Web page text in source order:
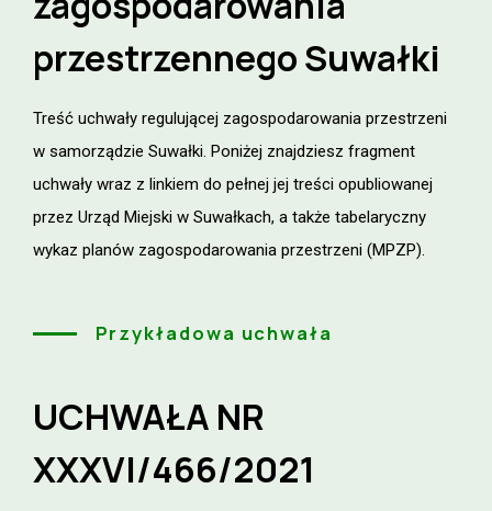
przestrzennegoSuwałki
Treść uchwały regulującej zagospodarowania przestrzeni
w samorządzie Suwałki. Poniżej znajdziesz fragment
uchwały wraz z linkiem do pełnej jej treści opubliowanej
przez Urząd Miejski w Suwałkach, a także tabelaryczny
wykaz planów zagospodarowania przestrzeni (MPZP).
Przykładowa uchwała
UCHWAŁA NR
XXXVI/466/2021